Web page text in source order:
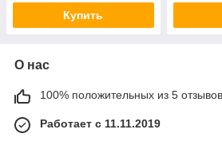
Купить
О нас
100% положительных из 5
Работает с 11.11.2019